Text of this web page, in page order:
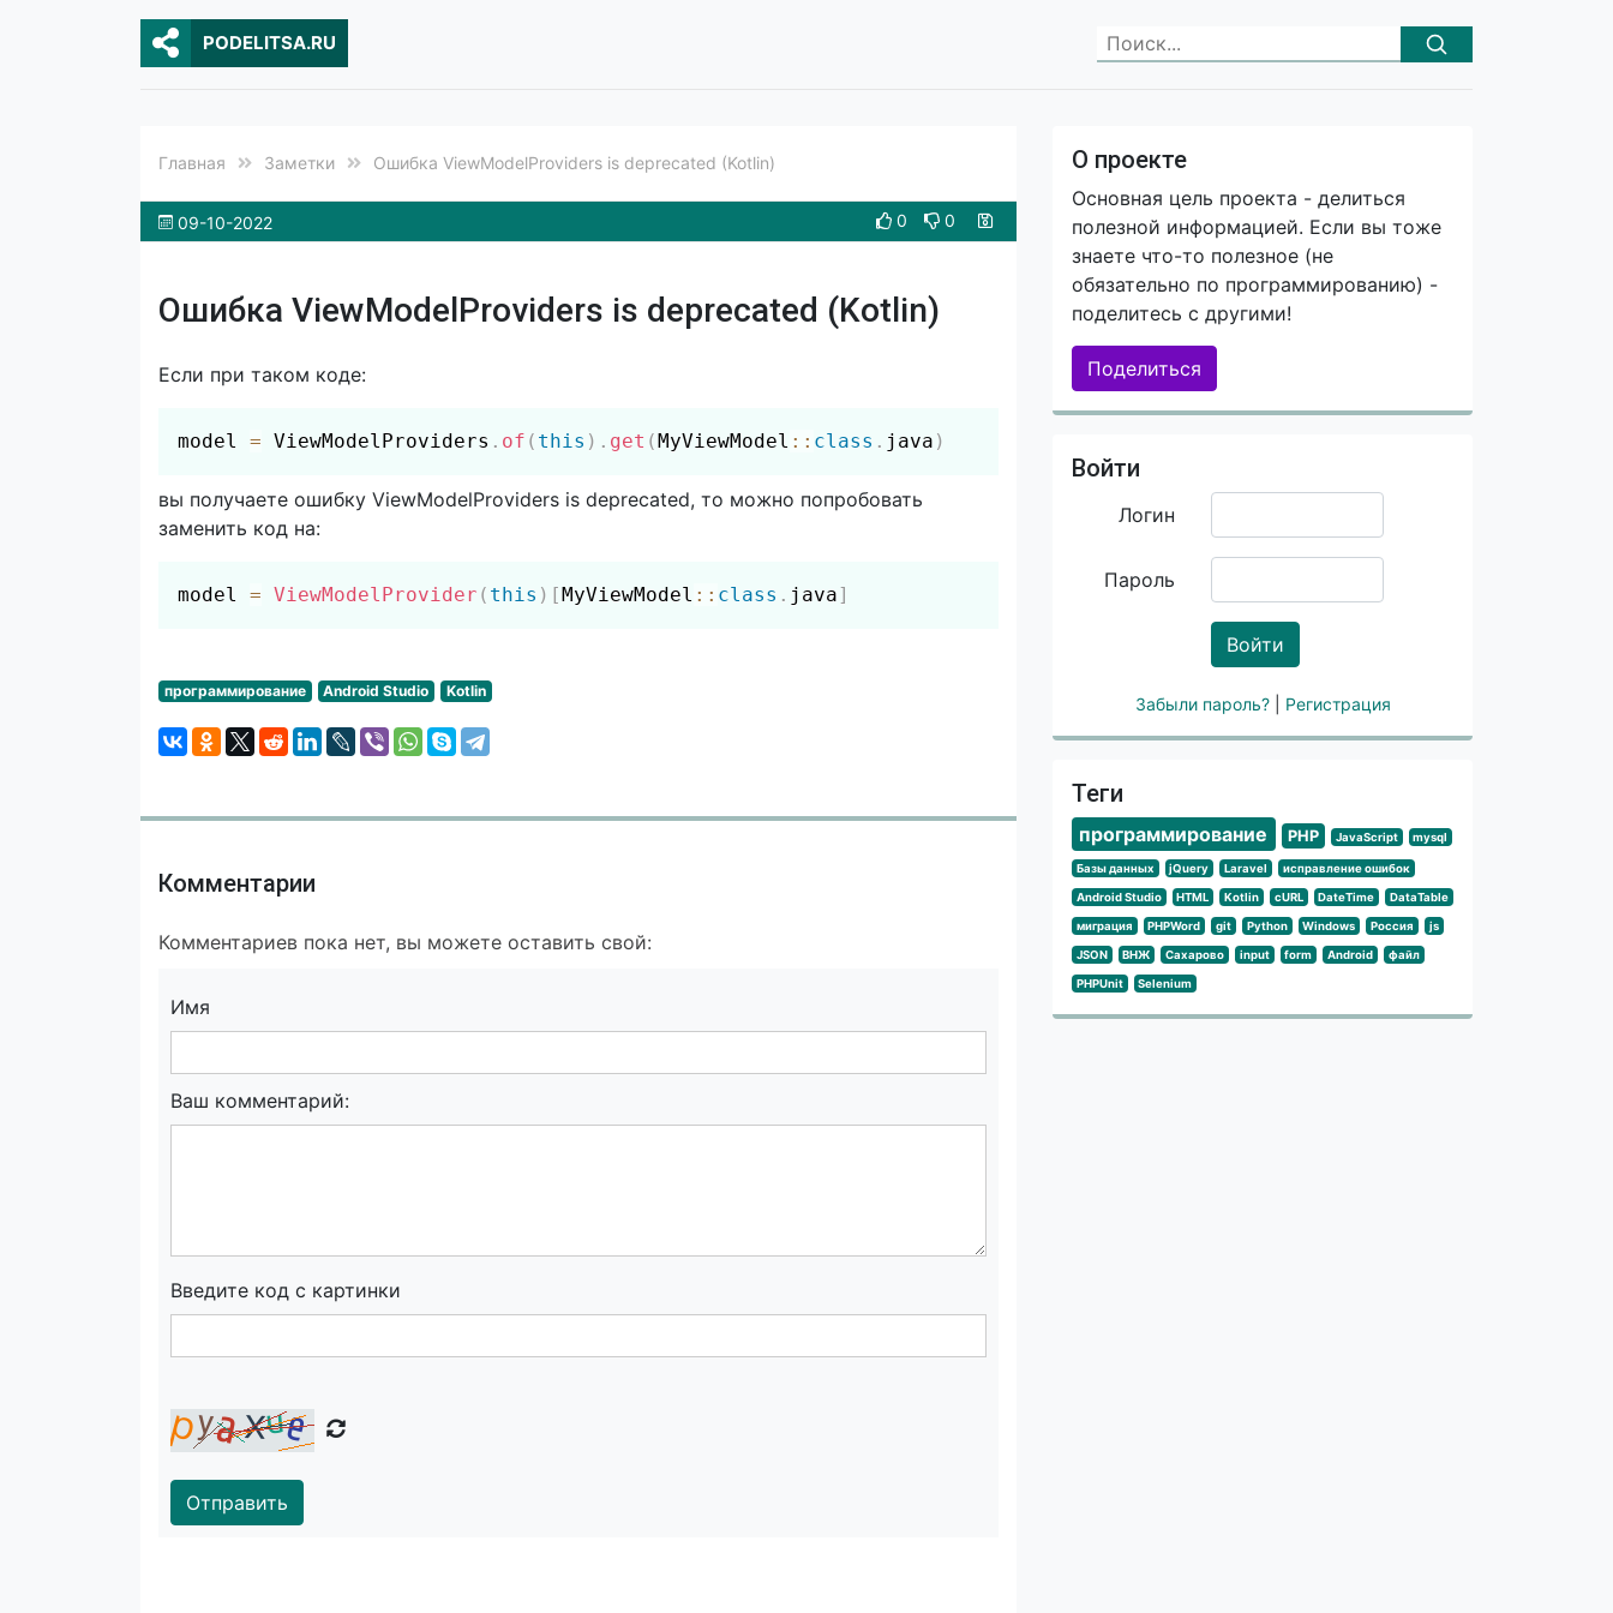
PODELITSA.RU
Главная Заметки Ошибка ViewModelProviders is deprecated (Kotlin)
09-10-2022 0 0
Ошибка ViewModelProviders is deprecated (Kotlin)
Если при таком коде:
model = ViewModelProviders . of ( this ) . get (MyViewModel :: class . java )
Скопировать
вы получаете ошибку ViewModelProviders is deprecated, то можно попробовать
заменить код на:
model = ViewModelProvider ( this ) [MyViewModel :: class . java]
программирование Android Studio Kotlin
Комментарии
Комментариев пока нет, вы можете оставить свой:
Имя
Ваш комментарий:
Введите код с картинки
Отправить
О проекте
Основная цель проекта - делиться
полезной информацией. Если вы тоже
знаете что-то полезное (не
обязательно по программированию) -
поделитесь с другими!
Поделиться
Войти
Логин
Пароль
Войти
Забыли пароль? Регистрация
Теги
программирование PHP JavaScript mysql
Базы данных jQuery Laravel исправление ошибок
Android Studio HTML Kotlin cURL DateTime DataTable
миграция PHPWord git Python Windows Россия js
JSON ВНЖ Сахарово input form Android файл
PHPUnit Selenium